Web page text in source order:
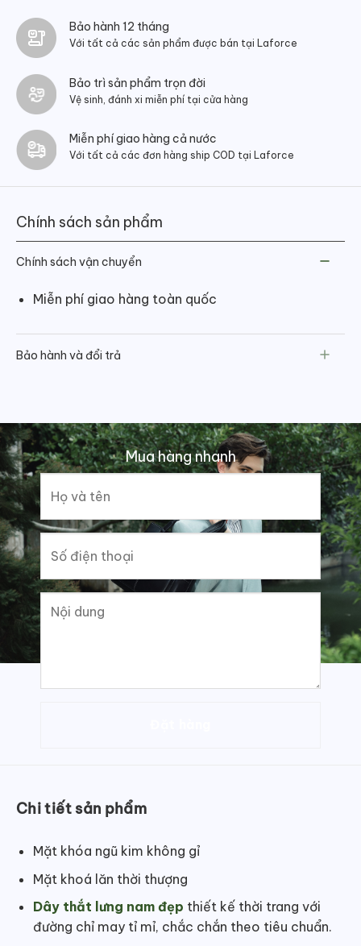
Bảo hành 12 tháng
Với tất cả các sản phẩm được bán tại Laforce
Bảo trì sản phẩm trọn đời
Vệ sinh, đánh xi miễn phí tại cửa hàng
Miễn phí giao hàng cả nước
Với tất cả các đơn hàng ship COD tại Laforce
Chính sách sản phẩm
Chính sách vận chuyển
Miễn phí giao hàng toàn quốc
Bảo hành và đổi trả
Mua hàng nhanh
Chi tiết sản phẩm
Mặt khóa ngũ kim không gỉ
Mặt khoá lăn thời thượng
Dây thắt lưng nam đẹp thiết kế thời trang với
đường chỉ may tỉ mỉ, chắc chắn theo tiêu chuẩn.